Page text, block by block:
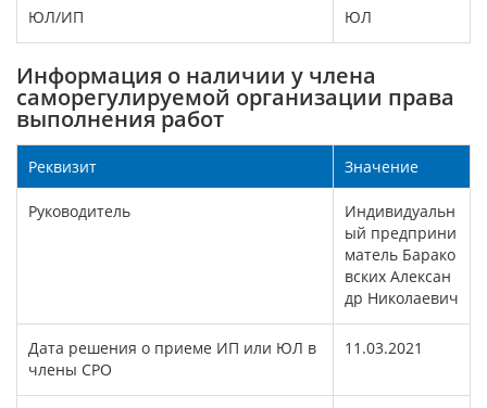
ЮЛ/ИП ЮЛ
Информация о наличии у члена
саморегулируемой организации права
выполнения работ
Реквизит Значение
Руководитель
Индивидуальн
ый предприни
матель Барако
вских Алексан
др Николаевич
Дата решения о приеме ИП или ЮЛ в
члены СРО
11.03.2021